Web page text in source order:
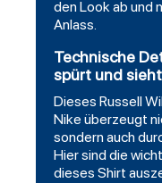
den Look ab und
Anlass.
Technische
spürt und sieht
Dieses Russell
Nike überzeugt
sondern auch
Hier sind die
dieses Shirt